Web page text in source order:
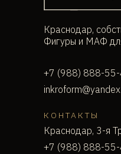
КОНТАКТЫ
Краснодар,
Фигуры и МАФ
Краснодар, 3-я
+7 (988) 888-
+7 (988) 888-